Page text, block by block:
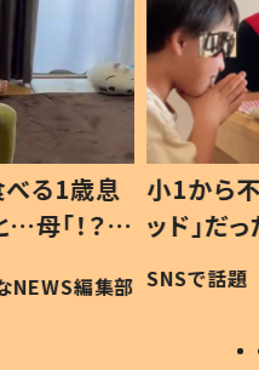
歳息
？」
編集部
小1から不登校
ッド」だった
作り続ける理
#令和の子
SNSで話題